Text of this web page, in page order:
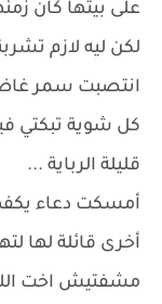
على بيتها كان
لكن ليه لازم
انتصبت سمر
كل شوية تبكتي
قليلة الرباية ...
أمسكت دعاء
أخرى قائلة لها
مشفتيش اخت